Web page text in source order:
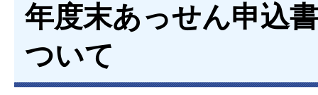
年度末あっせん申込
ついて